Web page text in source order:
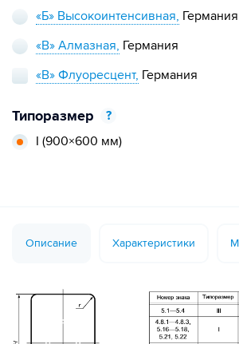
«Б» Высокоинтенсивная, Германия
«В» Алмазная, Германия
«В» Флуоресцент, Германия
Типоразмер
?
I (900×600 мм)
Описание Характеристики